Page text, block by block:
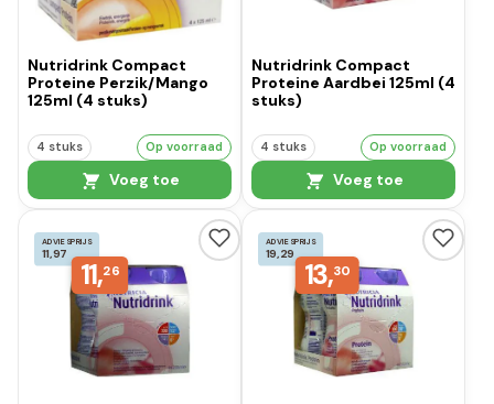
Nutridrink Compact
Proteine Perzik/Mango
125ml (4 stuks)
4 stuks Op voorraad
Voeg toe
Nutridrink Compact
Proteine Aardbei 125ml (4
stuks)
4 stuks Op voorraad
Voeg toe
ADVIESPRIJS
11,97
11,26
ADVIESPRIJS
19,29
13,30